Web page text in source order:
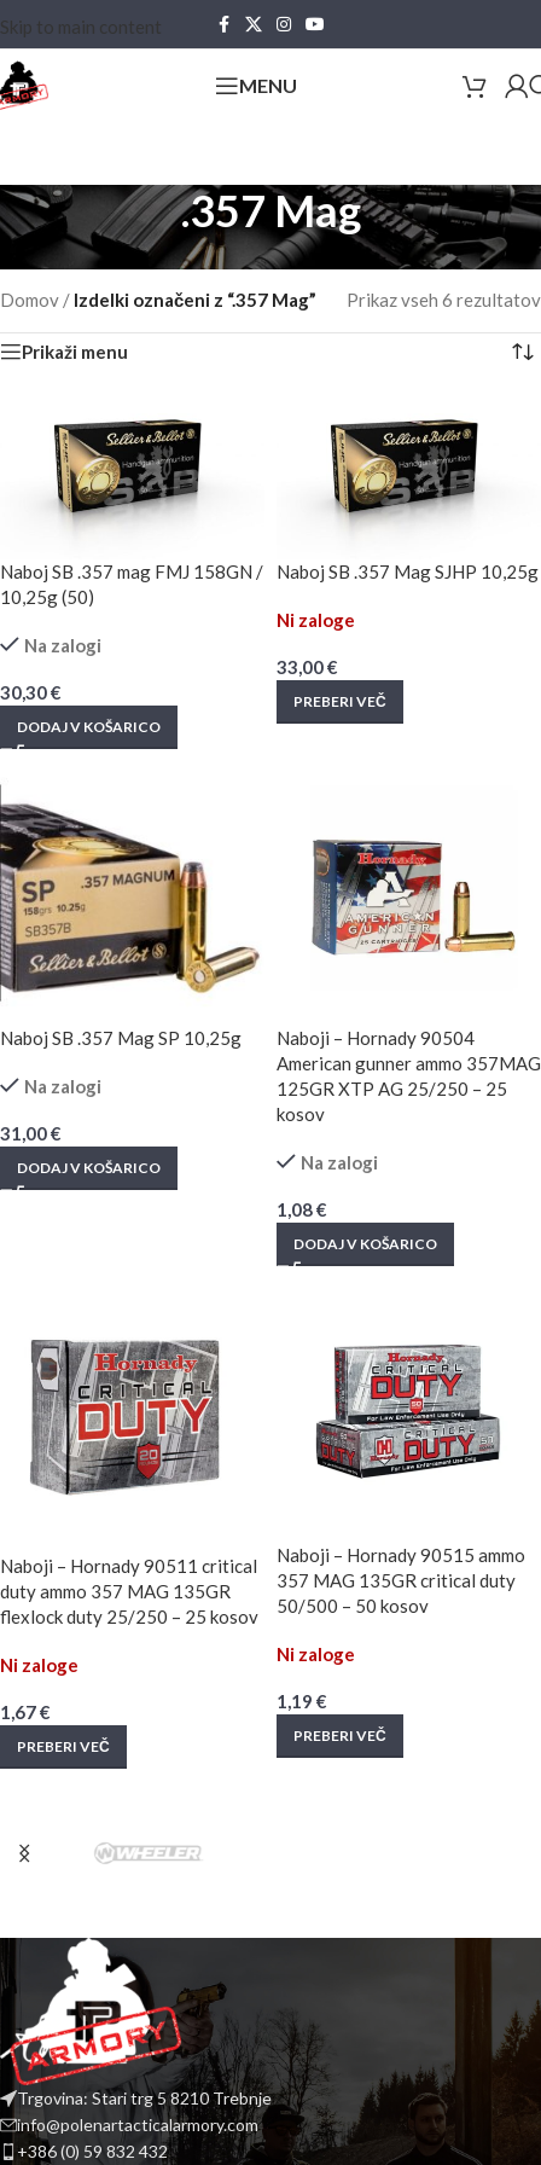
Skip to main content
MENU
.357 Mag
Domov / Izdelki označeni z “.357 Mag” Prikaz vseh 6 rezultatov
Prikaži menu
Naboj SB .357 mag FMJ 158GN /
10,25g (50)
Na zalogi
30,30€
DODAJ V KOŠARICO
Naboj SB .357 Mag SJHP 10,25g
Ni zaloge
33,00€
PREBERI VEČ
Naboj SB .357 Mag SP 10,25g
Na zalogi
31,00€
DODAJ V KOŠARICO
Naboji – Hornady 90504
American gunner ammo 357MAG
125GR XTP AG 25/250 – 25
kosov
Na zalogi
1,08€
DODAJ V KOŠARICO
Naboji – Hornady 90511 critical
duty ammo 357 MAG 135GR
flexlock duty 25/250 – 25 kosov
Ni zaloge
1,67€
PREBERI VEČ
Naboji – Hornady 90515 ammo
357 MAG 135GR critical duty
50/500 – 50 kosov
Ni zaloge
1,19 €
PREBERI VEČ
Trgovina: Stari trg 5 8210 Trebnje
info@polenartacticalarmory.com
+386 (0) 59 832 432